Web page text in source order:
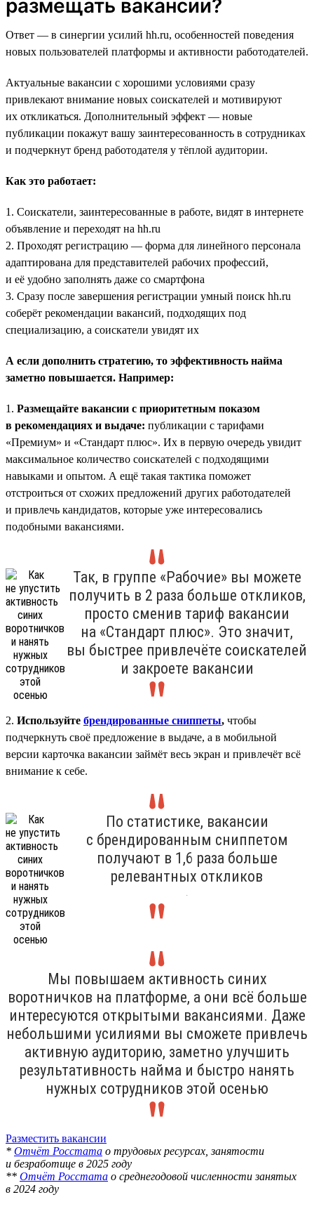
размещать вакансии?
Ответ — в синергии усилий hh.ru, особенностей поведения
новых пользователей платформы и активности работодателей.
Актуальные вакансии с хорошими условиями сразу
привлекают внимание новых соискателей и мотивируют
их откликаться. Дополнительный эффект — новые
публикации покажут вашу заинтересованность в сотрудниках
и подчеркнут бренд работодателя у тёплой аудитории.
Как это работает:
1. Соискатели, заинтересованные в работе, видят в интернете
объявление и переходят на hh.ru
2. Проходят регистрацию — форма для линейного персонала
адаптирована для представителей рабочих профессий,
и её удобно заполнять даже со смартфона
3. Сразу после завершения регистрации умный поиск hh.ru
соберёт рекомендации вакансий, подходящих под
специализацию, а соискатели увидят их
А если дополнить стратегию, то эффективность найма
заметно повышается. Например:
1. Размещайте вакансии с приоритетным показом
в рекомендациях и выдаче: публикации с тарифами
«Премиум» и «Стандарт плюс». Их в первую очередь увидит
максимальное количество соискателей с подходящими
навыками и опытом. А ещё такая тактика поможет
отстроиться от схожих предложений других работодателей
и привлечь кандидатов, которые уже интересовались
подобными вакансиями.
Так, в группе «Рабочие» вы можете
получить в 2 раза больше откликов,
просто сменив тариф вакансии
на «Стандарт плюс». Это значит,
вы быстрее привлечёте соискателей
и закроете вакансии
2. Используйте брендированные сниппеты, чтобы
подчеркнуть своё предложение в выдаче, а в мобильной
версии карточка вакансии займёт весь экран и привлечёт всё
внимание к себе.
По статистике, вакансии
с брендированным сниппетом
получают в 1,6 раза больше
релевантных откликов
.
Мы повышаем активность синих
воротничков на платформе, а они всё больше
интересуются открытыми вакансиями. Даже
небольшими усилиями вы сможете привлечь
активную аудиторию, заметно улучшить
результативность найма и быстро нанять
нужных сотрудников этой осенью
Разместить вакансии
* Отчёт Росстата о трудовых ресурсах, занятости
и безработице в 2025 году
** Отчёт Росстата о среднегодовой численности занятых
в 2024 году